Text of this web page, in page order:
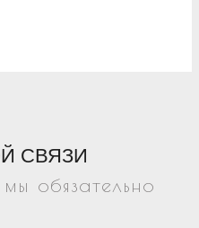
СВЯЗИ
обязательно